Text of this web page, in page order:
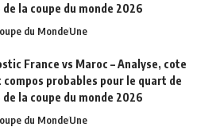
la coupe du monde 2026
du MondeUne
France vs Maroc – Analyse, cote
compos probables pour le quart de
la coupe du monde 2026
du MondeUne